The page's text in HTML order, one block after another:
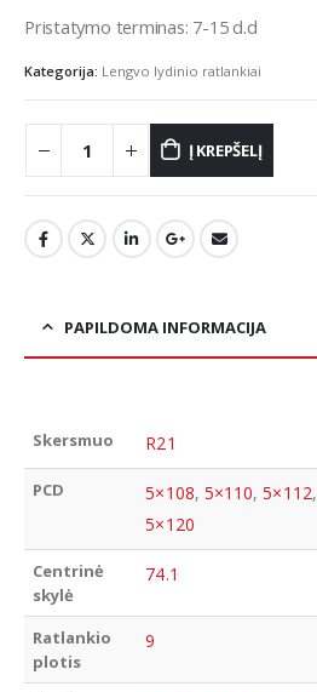
Pristatymo terminas: 7-15 d.d
Kategorija: Lengvo lydinio ratlankiai
Į KREPŠELĮ
PAPILDOMA INFORMACIJA
Skersmuo R21
PCD 5×108, 5×110,5×112,
5×120
Centrinė
skylė
74.1
Ratlankio
plotis
9